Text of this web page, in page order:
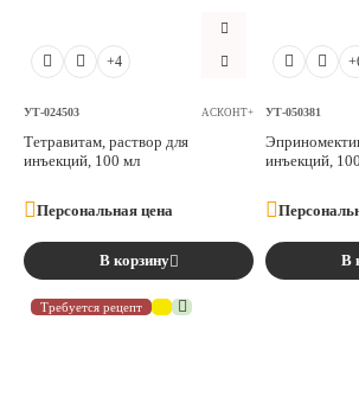
+4
УТ-024503 АСКОНТ+
Тетравитам, раствор для
инъекций, 100 мл
Персональная цена
В корзину
УТ-050381
инъекций,
В
Требуется рецепт